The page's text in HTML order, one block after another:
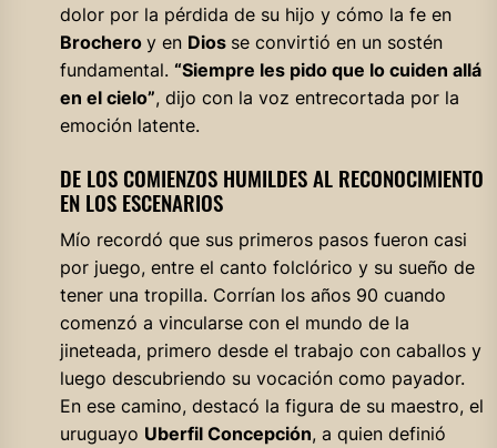
dolor por la pérdida de su hijo y cómo la fe en
Brochero y en Dios se convirtió en un sostén
fundamental. “Siempre les pido que lo cuiden allá
en el cielo”, dijo con la voz entrecortada por la
emoción latente.
DE LOS COMIENZOS HUMILDES AL RECONOCIMIENTO
EN LOS ESCENARIOS
Mío recordó que sus primeros pasos fueron casi
por juego, entre el canto folclórico y su sueño de
tener una tropilla. Corrían los años 90 cuando
comenzó a vincularse con el mundo de la
jineteada, primero desde el trabajo con caballos y
luego descubriendo su vocación como payador.
En ese camino, destacó la figura de su maestro, el
uruguayo Uberfil Concepción, a quien definió